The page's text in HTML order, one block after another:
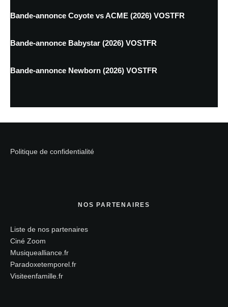
Bande-annonce Coyote vs ACME (2026) VOSTFR
Bande-annonce Babystar (2026) VOSTFR
Bande-annonce Newborn (2026) VOSTFR
Politique de confidentialité
NOS PARTENAIRES
Liste de nos partenaires
Ciné Zoom
Musiquealliance.fr
Paradoxetemporel.fr
Visiteenfamille.fr